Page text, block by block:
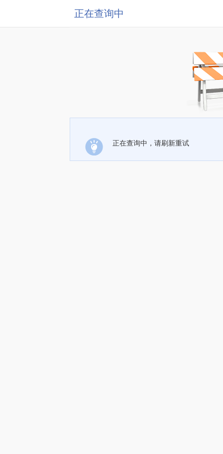
正在查询中
正在查询中，请刷新重试